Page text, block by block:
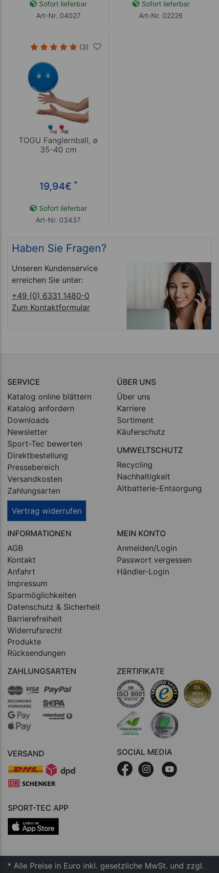
Sofort lieferbar
Art-Nr. 04027
Sofort lieferbar
Art-Nr. 02226
(3)
TOGU Fanglernball, ø
35-40 cm
19,94€ *
Sofort lieferbar
Art-Nr. 03437
Haben Sie Fragen?
Unseren Kundenservice
erreichen Sie unter:
+49 (0) 6331 1480-0
Zum Kontaktformular
SERVICE
Katalog online blättern
Katalog anfordern
Downloads
Newsletter
Sport-Tec bewerten
Direktbestellung
Pressebereich
Versandkosten
Zahlungsarten
Vertrag widerrufen
ÜBER UNS
Über uns
Karriere
Sortiment
Käuferschutz
UMWELTSCHUTZ
Recycling
Nachhaltigkeit
Altbatterie-Entsorgung
INFORMATIONEN
AGB
Kontakt
Anfahrt
Impressum
Sparmöglichkeiten
Datenschutz & Sicherheit
Barrierefreiheit
Widerrufsrecht
Produkte
Rücksendungen
MEIN KONTO
Anmelden/Login
Passwort vergessen
Händler-Login
ZAHLUNGSARTEN
VERSAND
ZERTIFIKATE
SOCIAL MEDIA
SPORT-TEC APP
* Alle Preise in Euro inkl. gesetzliche MwSt. und zzgl.